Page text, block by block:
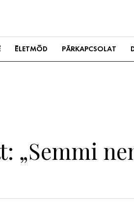
ÉLETMÓD PÁRKAPCSOLAT
„Semmi